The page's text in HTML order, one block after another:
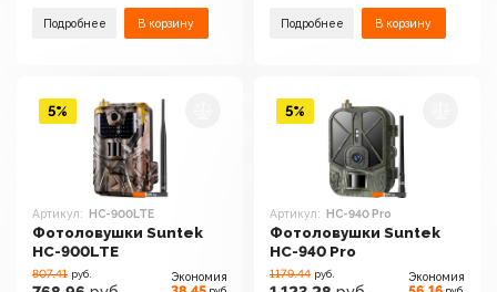
Подробнее В корзину Подробнее В корзину
Артикул: HC-900LTE
Фотоловушки Suntek
HC-900LTE
807.41 руб. Экономия
5%
Артикул: HC-940 Pro
Фотоловушки Suntek
HC-940 Pro
1179.44 руб. Экономия
5%